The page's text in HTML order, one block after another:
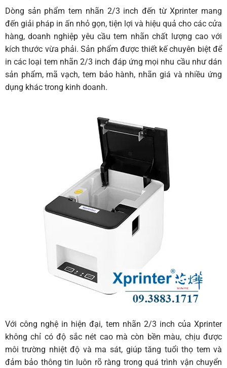
Dòng sản phẩm tem nhãn 2/3 inch đến từ Xprinter mang
đến giải pháp in ấn nhỏ gọn, tiện lợi và hiệu quả cho các cửa
hàng, doanh nghiệp yêu cầu tem nhãn chất lượng cao với
kích thước vừa phải. Sản phẩm được thiết kế chuyên biệt để
in các loại tem nhãn 2/3 inch đáp ứng mọi nhu cầu như dán
sản phẩm, mã vạch, tem bảo hành, nhãn giá và nhiều ứng
dụng khác trong kinh doanh.
Với công nghệ in hiện đại, tem nhãn 2/3 inch của Xprinter
không chỉ có độ sắc nét cao mà còn bền màu, chịu được
môi trường nhiệt độ và ma sát, giúp tăng tuổi thọ tem và
đảm bảo thông tin luôn rõ ràng trong quá trình vận chuyển